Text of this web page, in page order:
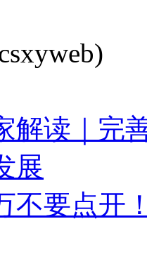
解读｜完
展
不要点开